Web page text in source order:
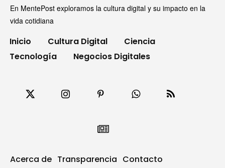
En MentePost exploramos la cultura digital y su impacto en la
vida cotidiana
Inicio Cultura Digital
Ciencia
Tecnología
Negocios Digitales
Acerca de Transparencia Contacto